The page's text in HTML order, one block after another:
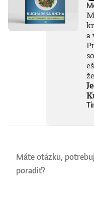
a
Máte otázku,
poradiť?